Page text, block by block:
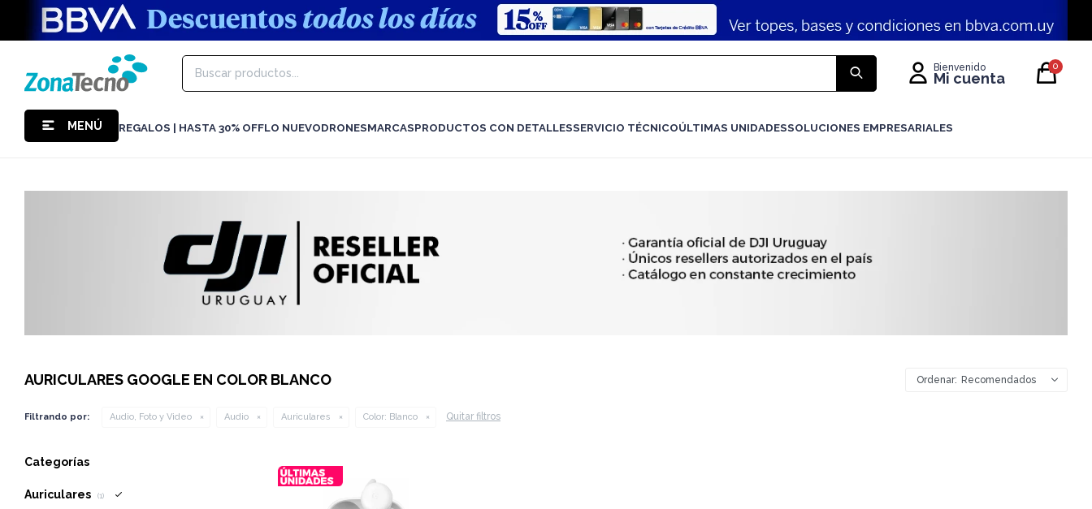
MENÚ REGALOS | HASTA 30% OFFLO NUEVODRONESMARCASPRODUCTOS CON DETALLESSERVICIO TÉCNICOÚLTIMAS UNIDADESSOLUCIONES EMPRESARIALES
0
AURICULARES GOOGLE EN COLOR BLANCO Recomendados
Filtrando por: Audio, Foto y Video Audio Auriculares Color: Blanco Quitar filtros
Categorías
Auriculares (1)